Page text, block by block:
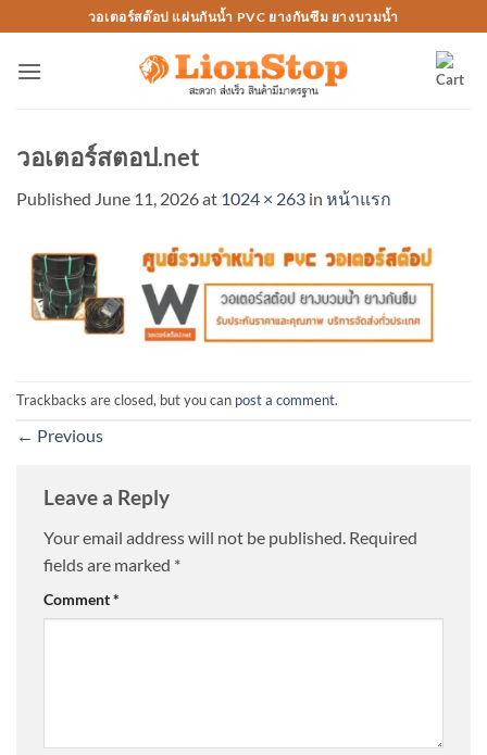
to
content
วอเตอร์สต๊อป แผ่นกันน้ำ PVC ยางกันซึม ยางบวมน้ำ
วอเตอร์สตอป.net
Published June 11, 2026at 1024 × 263 in หน้าแรก
Trackbacks are closed, but you can post a comment.
← Previous
Leave a Reply
Your email address will not be published. Required
fields are marked *
Comment*